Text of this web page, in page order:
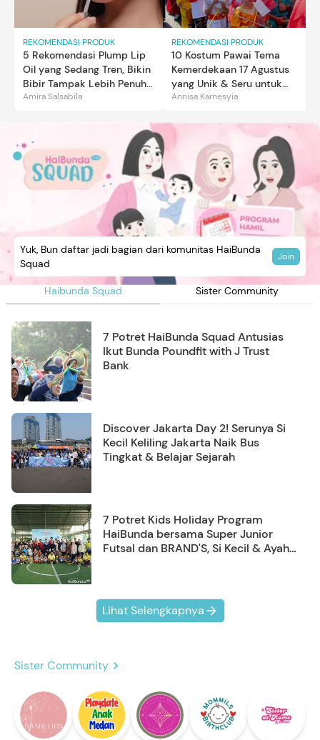
REKOMENDASI PRODUK
5 Rekomendasi Plump Lip
Oil yang Sedang Tren, Bikin
Bibir Tampak Lebih Penuh
dan Berkilau
Amira Salsabila
REKOMENDASI PRODUK
10 Kostum Pawai Tema
Kemerdekaan 17 Agustus
yang Unik & Seru untuk
Anak Laki-laki &
Annisa Karnesyia
Haibunda Squad Sister Community
Yuk, Bun daftar jadi bagian dari komunitas HaiBunda
Squad
Join
7 Potret HaiBunda Squad Antusias
Ikut Bunda Poundfit with J Trust
Bank
Discover Jakarta Day 2! Serunya Si
Kecil Keliling Jakarta Naik Bus
Tingkat & Belajar Sejarah
7 Potret Kids Holiday Program
HaiBunda bersama Super Junior
Futsal dan BRAND'S, Si Kecil & Ayah
Lihat Selengkapnya
Sister Community